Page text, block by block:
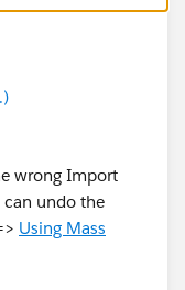
wrong Import
undo the
Using Mass